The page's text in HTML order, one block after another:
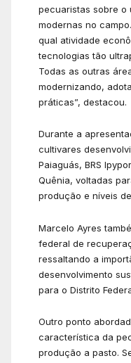
pecuaristas sobre o
modernas no
qual atividade
tecnologias tão
Todas as outras
modernizando,
práticas”, destacou.
Durante a
cultivares
Paiaguás, BRS
Quênia, voltadas
produção e níveis
Marcelo Ayres
federal de
ressaltando a
desenvolvimento
para o Distrito
Outro ponto
característica da
produção a pasto.